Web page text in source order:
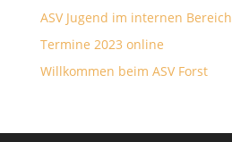
ASV Jugend im internen Bereich
Termine 2023 online
Willkommen beim ASV Forst